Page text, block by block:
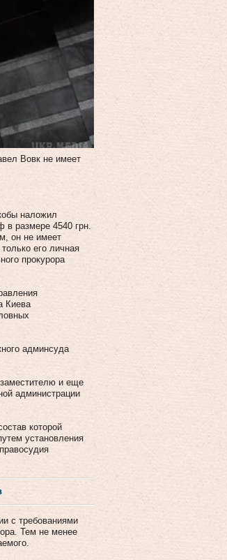
Вовк не имеет
наложил
в размере 4540 грн.
он не имеет
его личная
прокурора
Киева
админсуда
и еще
администрации
которой
установления
с требованиями
Тем не менее